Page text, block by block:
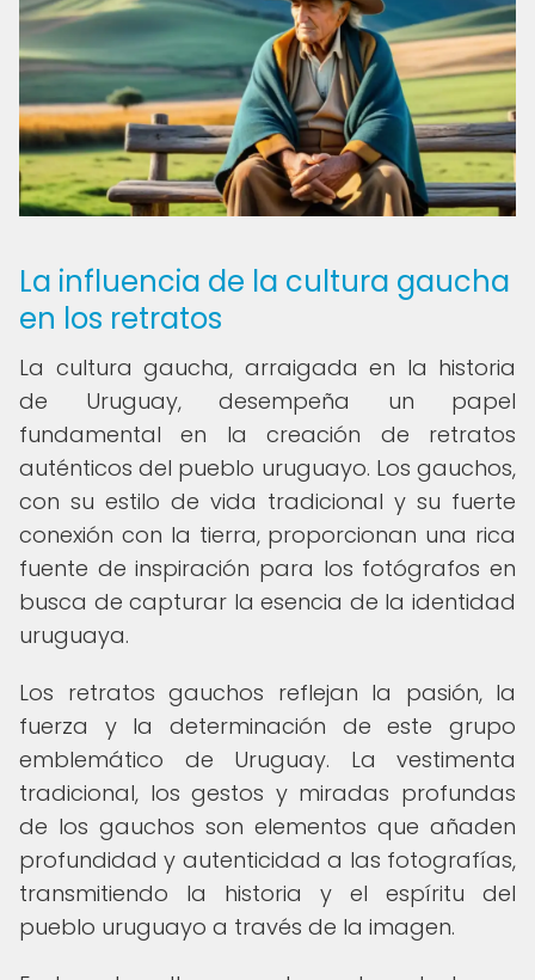
La influencia de la cultura gaucha
en los retratos
La cultura gaucha, arraigada en la historia
de Uruguay, desempeña un papel
fundamental en la creación de retratos
auténticos del pueblo uruguayo. Los gauchos,
con su estilo de vida tradicional y su fuerte
conexión con la tierra, proporcionan una rica
fuente de inspiración para los fotógrafos en
busca de capturar la esencia de la identidad
uruguaya.
Los retratos gauchos reflejan la pasión, la
fuerza y la determinación de este grupo
emblemático de Uruguay. La vestimenta
tradicional, los gestos y miradas profundas
de los gauchos son elementos que añaden
profundidad y autenticidad a las fotografías,
transmitiendo la historia y el espíritu del
pueblo uruguayo a través de la imagen.